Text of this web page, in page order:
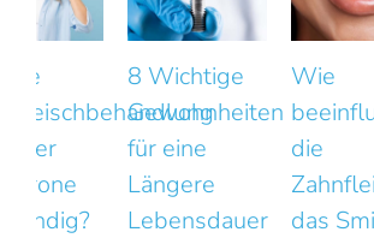
8 Wichtige
Gewohnheiten
für eine
Längere
Lebensdauer
Wie
beeinflusst
die
das Smile